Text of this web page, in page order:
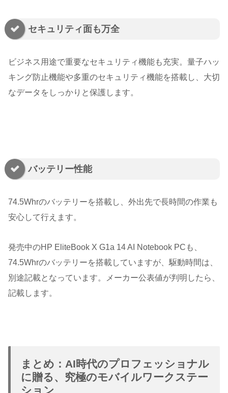
セキュリティ面も万全
ビジネス用途で重要なセキュリティ機能も充実。量子ハッ
キング防止機能や多重のセキュリティ機能を搭載し、大切
なデータをしっかりと保護します。
バッテリー性能
74.5Whrのバッテリーを搭載し、外出先で長時間の作業も
安心して行えます。
発売中のHP EliteBook X G1a 14 AI Notebook PCも、
74.5Whrのバッテリーを搭載していますが、駆動時間は、
別途記載となっています。メーカー公表値が判明したら、
記載します。
まとめ：AI時代のプロフェッショナル
に贈る、究極のモバイルワークステー
ション